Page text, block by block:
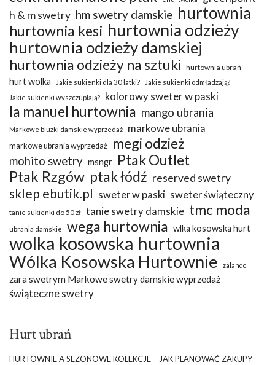
h & m swetry hm swetry damskie hurtownia
hurtownia kesi hurtownia odzieży
hurtownia odzieży damskiej
hurtownia odzieży na sztuki hurtownia ubrań
hurt wolka Jakie sukienki dla 30 latki?
Jakie sukienki odmładzają?
Jakie sukienki wyszczuplają?
kolorowy sweter w paski
la manuel hurtownia mango ubrania
Markowe bluzki damskie wyprzedaż markowe ubrania
markowe ubrania wyprzedaż megi odzież
mohito swetry msngr Ptak Outlet
Ptak Rzgów ptak łódź reserved swetry
sklep ebutik.pl sweter w paski sweter świąteczny
tanie sukienki do 50 zł tanie swetry damskie tmc moda
ubrania damskie wega hurtownia wlka kosowska hurt
wolka kosowska hurtownia
Wólka Kosowska Hurtownie zalando
zara swetrym Markowe swetry damskie wyprzedaż
świąteczne swetry
Hurt ubrań
HURTOWNIE A SEZONOWE KOLEKCJE – JAK PLANOWAĆ ZAKUPY